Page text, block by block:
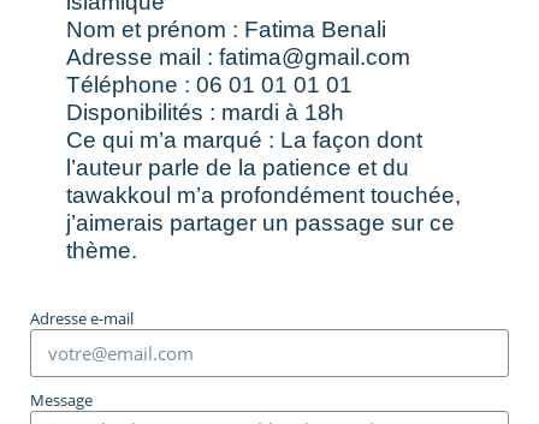
Nom et prénom : Fatima Benali
Adresse mail : fatima@gmail.com
Téléphone : 06 01 01 01 01
Disponibilités : mardi à 18h
Ce qui m’a marqué : La façon dont
l’auteur parle de la patience et du
tawakkoul m’a profondément touchée,
j’aimerais partager un passage sur ce
thème.
Adresse e-mail
Message